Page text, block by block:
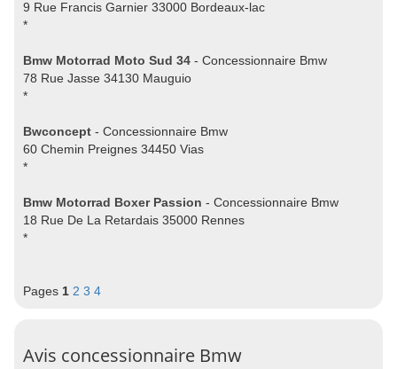
9 Rue Francis Garnier 33000 Bordeaux-lac
*
Bmw Motorrad Moto Sud 34 - Concessionnaire Bmw
78 Rue Jasse 34130 Mauguio
*
Bwconcept - Concessionnaire Bmw
60 Chemin Preignes 34450 Vias
*
Bmw Motorrad Boxer Passion - Concessionnaire Bmw
18 Rue De La Retardais 35000 Rennes
*
Pages 1 2 3 4
Avis concessionnaire Bmw